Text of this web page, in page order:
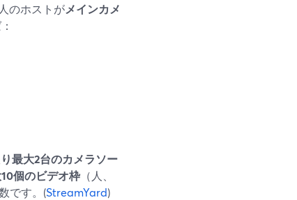
のホストがメインカメ
最大2台のカメラソー
個のビデオ枠 （人、
です。(StreamYard)